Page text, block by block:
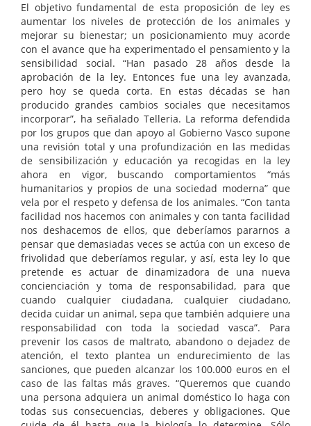
El objetivo fundamental de esta proposición de ley es
aumentar los niveles de protección de los animales y
mejorar su bienestar; un posicionamiento muy acorde
con el avance que ha experimentado el pensamiento y la
sensibilidad social. “Han pasado 28 años desde la
aprobación de la ley. Entonces fue una ley avanzada,
pero hoy se queda corta. En estas décadas se han
producido grandes cambios sociales que necesitamos
incorporar”, ha señalado Telleria. La reforma defendida
por los grupos que dan apoyo al Gobierno Vasco supone
una revisión total y una profundización en las medidas
de sensibilización y educación ya recogidas en la ley
ahora en vigor, buscando comportamientos “más
humanitarios y propios de una sociedad moderna” que
vela por el respeto y defensa de los animales. “Con tanta
facilidad nos hacemos con animales y con tanta facilidad
nos deshacemos de ellos, que deberíamos pararnos a
pensar que demasiadas veces se actúa con un exceso de
frivolidad que deberíamos regular, y así, esta ley lo que
pretende es actuar de dinamizadora de una nueva
concienciación y toma de responsabilidad, para que
cuando cualquier ciudadana, cualquier ciudadano,
decida cuidar un animal, sepa que también adquiere una
responsabilidad con toda la sociedad vasca”. Para
prevenir los casos de maltrato, abandono o dejadez de
atención, el texto plantea un endurecimiento de las
sanciones, que pueden alcanzar los 100.000 euros en el
caso de las faltas más graves. “Queremos que cuando
una persona adquiera un animal doméstico lo haga con
todas sus consecuencias, deberes y obligaciones. Que